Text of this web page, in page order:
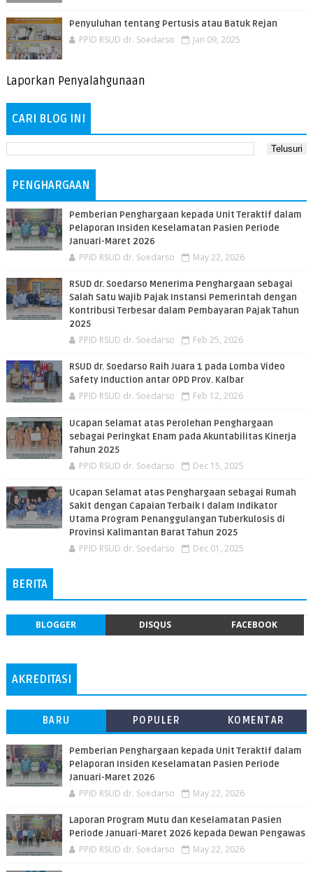
Penyuluhan tentang Pertusis atau Batuk Rejan
PPID RSUD dr. Soedarso Jan 09, 2025
Laporkan Penyalahgunaan
CARI BLOG INI
PENGHARGAAN
Pemberian Penghargaan kepada Unit Teraktif dalam
Pelaporan Insiden Keselamatan Pasien Periode
Januari-Maret 2026
PPID RSUD dr. Soedarso May 22, 2026
RSUD dr. Soedarso Menerima Penghargaan sebagai
Salah Satu Wajib Pajak Instansi Pemerintah dengan
Kontribusi Terbesar dalam Pembayaran Pajak Tahun
2025
PPID RSUD dr. Soedarso Feb 25, 2026
RSUD dr. Soedarso Raih Juara 1 pada Lomba Video
Safety Induction antar OPD Prov. Kalbar
PPID RSUD dr. Soedarso Feb 12, 2026
Ucapan Selamat atas Perolehan Penghargaan
sebagai Peringkat Enam pada Akuntabilitas Kinerja
Tahun 2025
PPID RSUD dr. Soedarso Dec 15, 2025
Ucapan Selamat atas Penghargaan sebagai Rumah
Sakit dengan Capaian Terbaik I dalam Indikator
Utama Program Penanggulangan Tuberkulosis di
Provinsi Kalimantan Barat Tahun 2025
PPID RSUD dr. Soedarso Dec 01, 2025
BERITA
BLOGGER DISQUS FACEBOOK
AKREDITASI
BARU POPULER KOMENTAR
Pemberian Penghargaan kepada Unit Teraktif dalam
Pelaporan Insiden Keselamatan Pasien Periode
Januari-Maret 2026
PPID RSUD dr. Soedarso May 22, 2026
Laporan Program Mutu dan Keselamatan Pasien
Periode Januari-Maret 2026 kepada Dewan Pengawas
PPID RSUD dr. Soedarso May 22, 2026